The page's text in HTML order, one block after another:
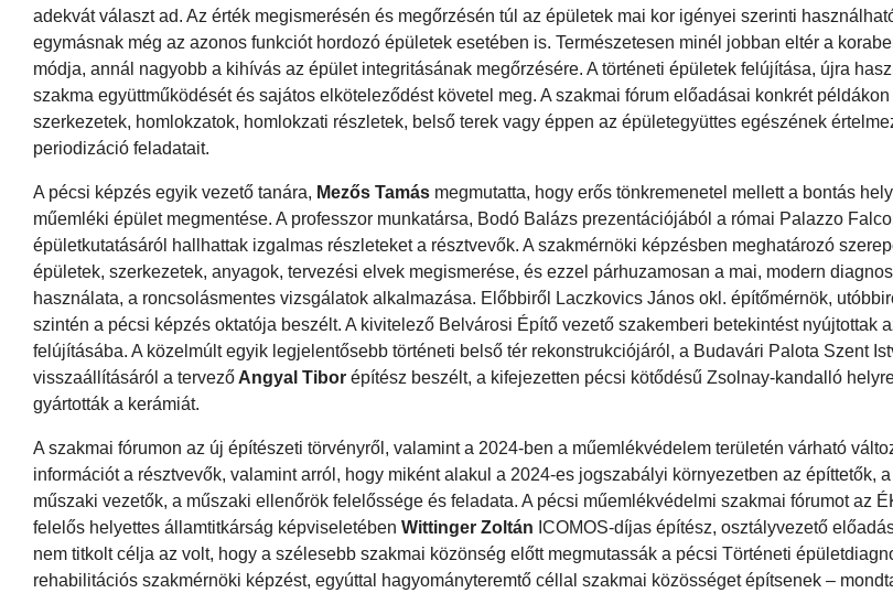
adekvát választ ad. Az érték megismerésén és megőrzésén túl az épületek mai kor igényei szerinti
egymásnak még az azonos funkciót hordozó épületek esetében is. Természetesen minél jobban eltér a
módja, annál nagyobb a kihívás az épület integritásának megőrzésére. A történeti épületek felújítása, újra
szakma együttműködését és sajátos elköteleződést követel meg. A szakmai fórum előadásai konkrét
szerkezetek, homlokzatok, homlokzati részletek, belső terek vagy éppen az épületegyüttes egészének
periodizáció feladatait.
A pécsi képzés egyik vezető tanára, Mezős Tamás megmutatta, hogy erős tönkremenetel mellett a bontás
műemléki épület megmentése. A professzor munkatársa, Bodó Balázs prezentációjából a római Palazzo
épületkutatásáról hallhattak izgalmas részleteket a résztvevők. A szakmérnöki képzésben meghatározó
épületek, szerkezetek, anyagok, tervezési elvek megismerése, és ezzel párhuzamosan a mai, modern
használata, a roncsolásmentes vizsgálatok alkalmazása. Előbbiről Laczkovics János okl. építőmérnök,
szintén a pécsi képzés oktatója beszélt. A kivitelező Belvárosi Építő vezető szakemberi betekintést nyújtottak
felújításába. A közelmúlt egyik legjelentősebb történeti belső tér rekonstrukciójáról, a Budavári Palota Szent
visszaállításáról a tervező Angyal Tibor építész beszélt, a kifejezetten pécsi kötődésű Zsolnay-kandalló
gyártották a kerámiát.
A szakmai fórumon az új építészeti törvényről, valamint a 2024-ben a műemlékvédelem területén várható
információt a résztvevők, valamint arról, hogy miként alakul a 2024-es jogszabályi környezetben az építtetők,
műszaki vezetők, a műszaki ellenőrök felelőssége és feladata. A pécsi műemlékvédelmi szakmai fórumot az
felelős helyettes államtitkárság képviseletében Wittinger Zoltán ICOMOS-díjas építész, osztályvezető
nem titkolt célja az volt, hogy a szélesebb szakmai közönség előtt megmutassák a pécsi Történeti
rehabilitációs szakmérnöki képzést, egyúttal hagyományteremtő céllal szakmai közösséget építsenek –